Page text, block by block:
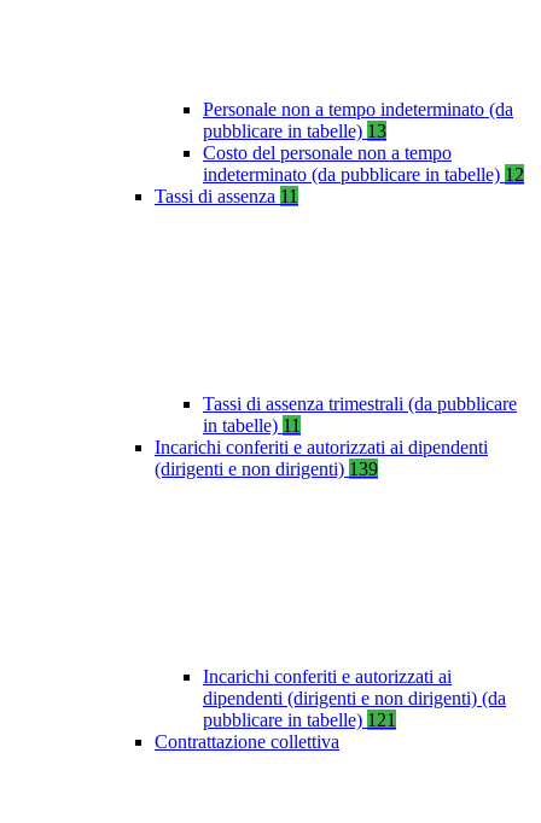
Personale non a tempo indeterminato (da
pubblicare in tabelle) 13
Costo del personale non a tempo
indeterminato (da pubblicare in tabelle) 12
Tassi di assenza 11
Tassi di assenza trimestrali (da pubblicare
in tabelle) 11
Incarichi conferiti e autorizzati ai dipendenti
(dirigenti e non dirigenti) 139
Incarichi conferiti e autorizzati ai
dipendenti (dirigenti e non dirigenti) (da
pubblicare in tabelle) 121
Contrattazione collettiva